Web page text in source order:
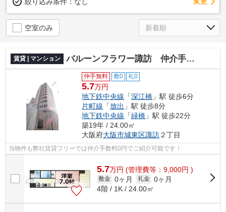
空室のみ
賃貸 | マンション バルーンフラワー諏訪 仲介手数料無料
仲手無料 敷0 礼0
5.7万円
地下鉄中央線 「深江橋 」駅 徒歩6分
片町線 「放出 」駅 徒歩8分
地下鉄中央線 「緑橋 」駅 徒歩22分
築19年 / 24.00㎡
大阪府大阪市城東区諏訪２丁目
当物件も弊社賃貸フリーでは仲介手数料0円でご紹介可能です！
5.7万円 (管理費等：9,000円 )
敷金 0ヶ月 礼金 0ヶ月
4階 / 1K / 24.00㎡